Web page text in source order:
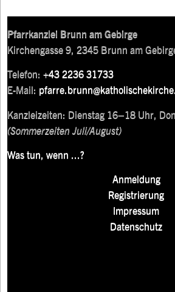
Pfarrkanzlei Brunn am Gebirge
Kirchengasse 9, 2345 Brunn am
Telefon:+43 2236 31733
E-Mail:
Kanzleizeiten: Dienstag 16–18 Uhr,
(Sommerzeiten Juli/August)
Was tun, wenn ...?
Anmeldung
Registrierung
Impressum
Datenschutz